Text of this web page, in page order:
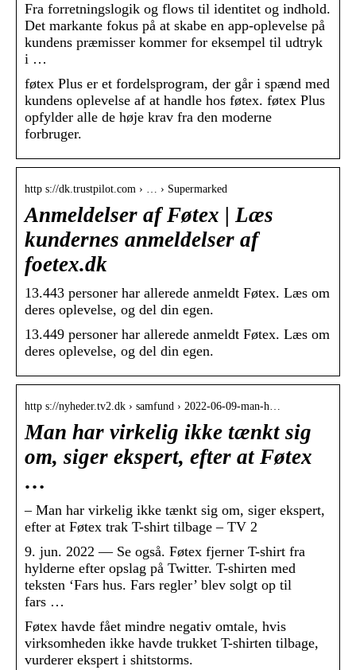
Fra forretningslogik og flows til identitet og indhold.
Det markante fokus på at skabe en app-oplevelse på
kundens præmisser kommer for eksempel til udtryk
i …
føtex Plus er et fordelsprogram, der går i spænd med
kundens oplevelse af at handle hos føtex. føtex Plus
opfylder alle de høje krav fra den moderne
forbruger.
http s://dk.trustpilot.com › … › Supermarked
Anmeldelser af Føtex | Læs
kundernes anmeldelser af
foetex.dk
13.443 personer har allerede anmeldt Føtex. Læs om
deres oplevelse, og del din egen.
13.449 personer har allerede anmeldt Føtex. Læs om
deres oplevelse, og del din egen.
http s://nyheder.tv2.dk › samfund › 2022-06-09-man-h…
Man har virkelig ikke tænkt sig
om, siger ekspert, efter at Føtex
…
– Man har virkelig ikke tænkt sig om, siger ekspert,
efter at Føtex trak T-shirt tilbage – TV 2
9. jun. 2022 — Se også. Føtex fjerner T-shirt fra
hylderne efter opslag på Twitter. T-shirten med
teksten ‘Fars hus. Fars regler’ blev solgt op til
fars …
Føtex havde fået mindre negativ omtale, hvis
virksomheden ikke havde trukket T-shirten tilbage,
vurderer ekspert i shitstorms.